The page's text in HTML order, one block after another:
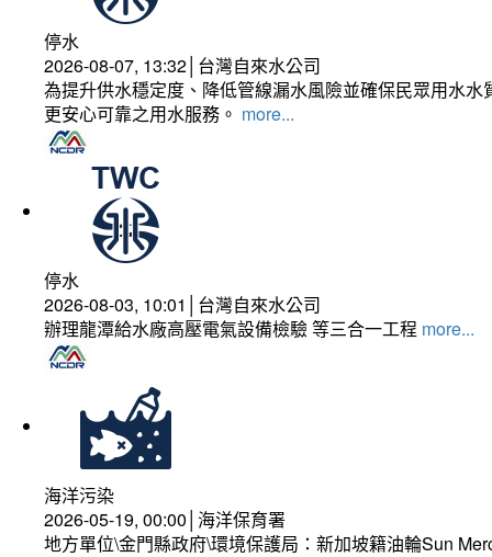
停水
2026-08-07, 13:32│台灣自來水公司
為提升供水穩定度、降低管線漏水風險並確保民眾用水
更安心可靠之用水服務。 more...
停水
2026-08-03, 10:01│台灣自來水公司
辦理龍潭給水廠高壓電氣設備檢驗 等三合一工程 more...
海洋污染
2026-05-19, 00:00│海洋保育署
地方單位\金門縣政府\環境保護局：新加坡籍油輪Sun